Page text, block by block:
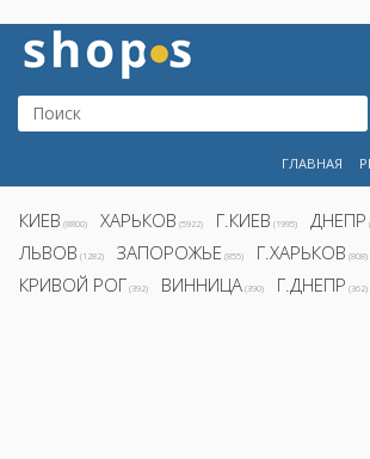
ГЛАВНАЯ
КИЕВ (8800) ХАРЬКОВ (5922) Г.КИЕВ (1995) ДНЕПР
ЛЬВОВ (1282) ЗАПОРОЖЬЕ (855) Г.ХАРЬКОВ (808)
КРИВОЙ РОГ (392) ВИННИЦА (390) Г.ДНЕПР (362)